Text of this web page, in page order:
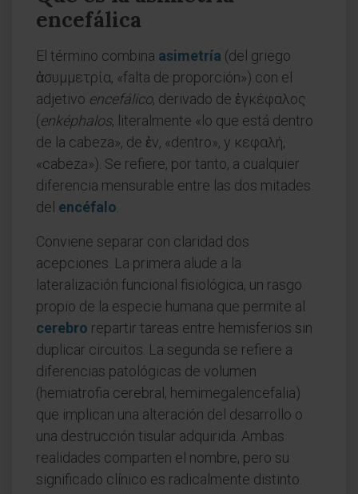
encefálica
El término combina asimetría (del griego
ἀσυμμετρία, «falta de proporción») con el
adjetivo encefálico, derivado de ἐγκέφαλος
(enképhalos, literalmente «lo que está dentro
de la cabeza», de ἐν, «dentro», y κεφαλή,
«cabeza»). Se refiere, por tanto, a cualquier
diferencia mensurable entre las dos mitades
del encéfalo
Conviene separar con claridad dos
acepciones. La primera alude a la
lateralización funcional fisiológica, un rasgo
propio de la especie humana que permite al
cerebro repartir tareas entre hemisferios sin
duplicar circuitos. La segunda se refiere a
diferencias patológicas de volumen
(hemiatrofia cerebral, hemimegalencefalia)
que implican una alteración del desarrollo o
una destrucción tisular adquirida. Ambas
realidades comparten el nombre, pero su
significado clínico es radicalmente distinto.